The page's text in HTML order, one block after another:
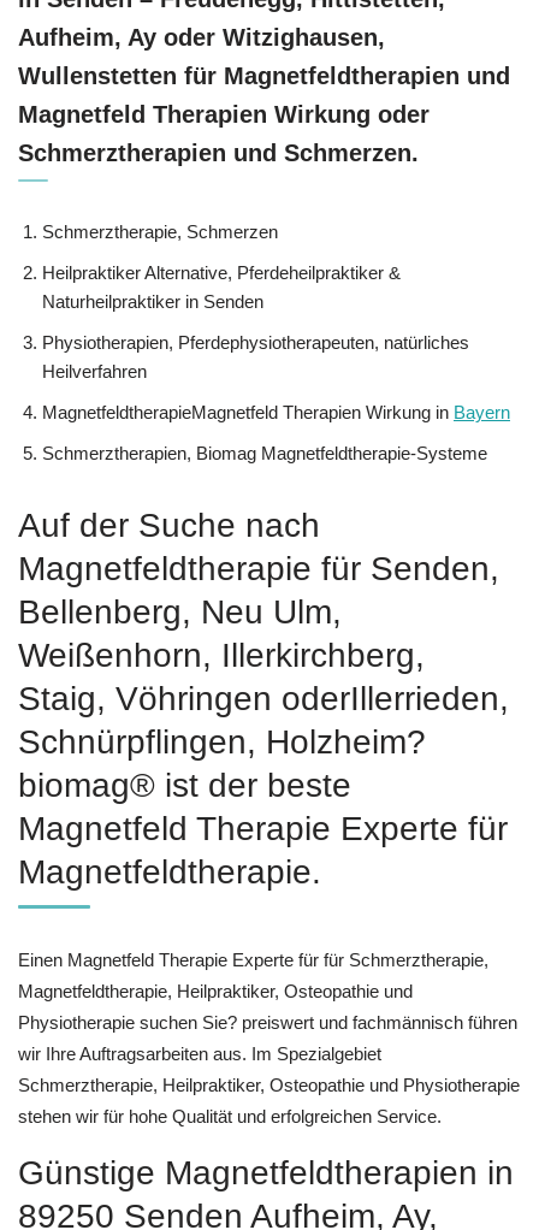
Aufheim, Ay oder Witzighausen,
Wullenstetten für Magnetfeldtherapien und
Magnetfeld Therapien Wirkung oder
Schmerztherapien und Schmerzen.
Schmerztherapie, Schmerzen
Heilpraktiker Alternative, Pferdeheilpraktiker &
Naturheilpraktiker in Senden
Physiotherapien, Pferdephysiotherapeuten, natürliches
Heilverfahren
MagnetfeldtherapieMagnetfeld Therapien Wirkung in Bayern
Schmerztherapien, Biomag Magnetfeldtherapie-Systeme
Auf der Suche nach
Magnetfeldtherapie für Senden,
Bellenberg, Neu Ulm,
Weißenhorn, Illerkirchberg,
Staig, Vöhringen oderIllerrieden,
Schnürpflingen, Holzheim?
biomag® ist der beste
Magnetfeld Therapie Experte für
Magnetfeldtherapie.
Einen Magnetfeld Therapie Experte für für Schmerztherapie,
Magnetfeldtherapie, Heilpraktiker, Osteopathie und
Physiotherapie suchen Sie? preiswert und fachmännisch führen
wir Ihre Auftragsarbeiten aus. Im Spezialgebiet
Schmerztherapie, Heilpraktiker, Osteopathie und Physiotherapie
stehen wir für hohe Qualität und erfolgreichen Service.
Günstige Magnetfeldtherapien in
89250 Senden Aufheim, Ay,